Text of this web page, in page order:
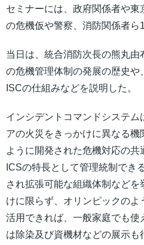
セミナーには、政府関係者や
の危機仮や警察、消防関係者ら
当日は、統合消防次長の熊丸由
の危機管理体制の発展の歴史や
ISCの仕組みなどを説明した。
インシデントコマンドシステム
アの火災をきっかけに異なる機
ように開発された危機対応の共
ICSの特長として管理統制でき
され拡張可能な組織体制など
けに限らず、オリンピックのよ
活用できれば、一般家庭でも
は除染及び資機材などの展示も